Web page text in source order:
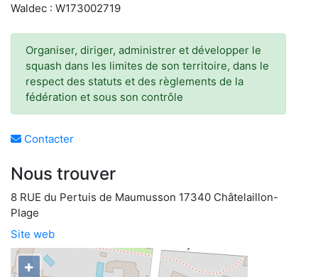
Waldec : W173002719
Organiser, diriger, administrer et développer le
squash dans les limites de son territoire, dans le
respect des statuts et des règlements de la
fédération et sous son contrôle
Contacter
Nous trouver
8 RUE du Pertuis de Maumusson 17340 Châtelaillon-
Plage
Site web
+